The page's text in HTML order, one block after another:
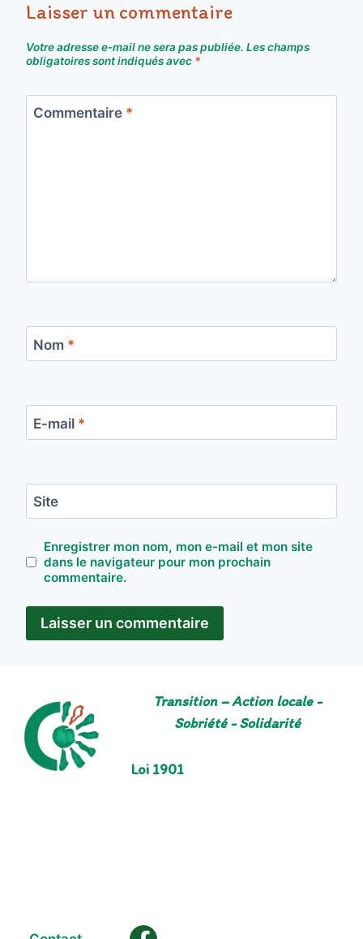
Laisser un commentaire
Votre adresse e-mail ne sera pas publiée. Les champs
obligatoires sont indiqués avec *
Commentaire *
Nom *
E-mail *
Site
Enregistrer mon nom, mon e-mail et mon site
dans le navigateur pour mon prochain
commentaire.
Transition – Action locale -
Sobriété - Solidarité
Loi 1901